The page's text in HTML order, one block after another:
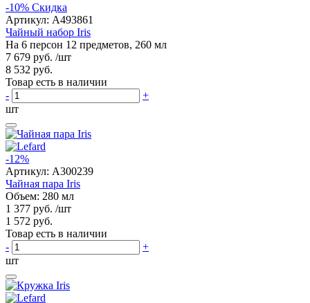
-10% Скидка
Артикул: A493861
Чайный набор Iris
На 6 персон 12 предметов, 260 мл
7 679 руб. /шт
8 532 руб.
Товар есть в наличии
-
+
шт
-12%
Артикул: A300239
Чайная пара Iris
Объем: 280 мл
1 377 руб. /шт
1 572 руб.
Товар есть в наличии
-
+
шт